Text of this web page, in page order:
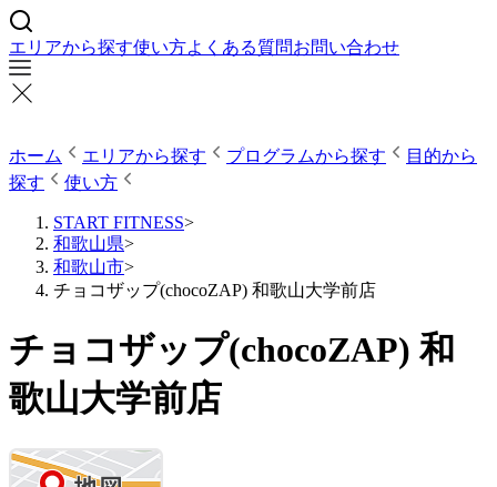
エリアから探す使い方よくある質問お問い合わせ
ホーム エリアから探す プログラムから探す
目的から
探す
使い方
START FITNESS>
和歌山県>
和歌山市>
チョコザップ(chocoZAP) 和歌山大学前店
チョコザップ(chocoZAP) 和
歌山大学前店